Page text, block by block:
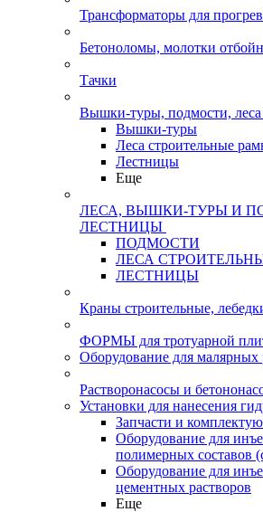
Трансформаторы для
Бетоноломы, молотки
Тачки
Вышки-туры, подмости, леса
Вышки-туры
Леса строительные
Лестницы
Еще
ЛЕСА, ВЫШКИ-ТУРЫ И
ЛЕСТНИЦЫ
ПОДМОСТИ
ЛЕСА
ЛЕСТНИЦЫ
Краны строительные,
ФОРМЫ для тротуарной
Оборудование для малярных
Растворонасосы и
Установки для нанесения
Запчасти и
Оборудование для
полимерных составов
Оборудование для
цементных растворов
Еще